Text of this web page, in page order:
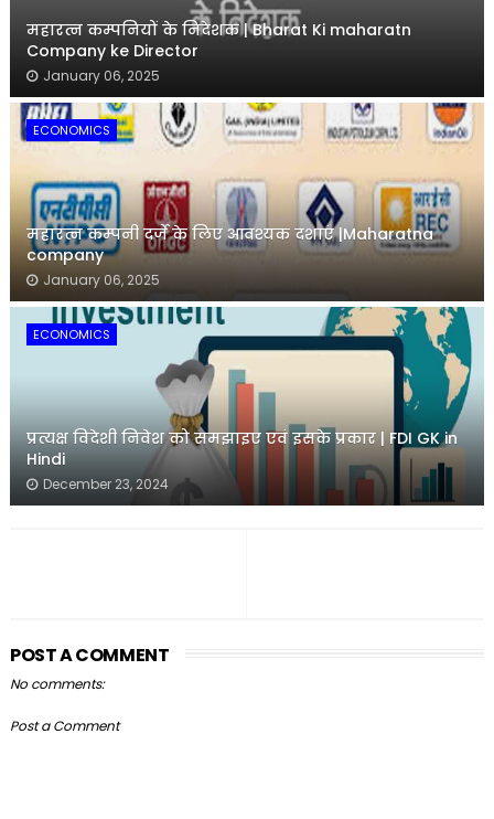
महारत्न कम्पनियों के निदेशक | Bharat Ki maharatn
Company ke Director
January 06, 2025
ECONOMICS
महारत्न कम्पनी दर्जे के लिए आवश्यक दशाएं |Maharatna
company
January 06, 2025
ECONOMICS
प्रत्यक्ष विदेशी निवेश को समझाइए एवं इसके प्रकार | FDI GK in
Hindi
December 23, 2024
POST A COMMENT
No comments:
Post a Comment